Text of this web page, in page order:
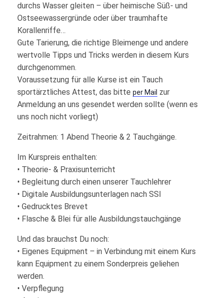
durchs Wasser gleiten – über heimische Süß- und
Ostseewassergründe oder über traumhafte
Korallenriffe…
Gute Tarierung, die richtige Bleimenge und andere
wertvolle Tipps und Tricks werden in diesem Kurs
durchgenommen.
Voraussetzung für alle Kurse ist ein Tauch
sportärztliches Attest, das bitte per Mail zur
Anmeldung an uns gesendet werden sollte (wenn es
uns noch nicht vorliegt)
Zeitrahmen: 1 Abend Theorie & 2 Tauchgänge.
Im Kurspreis enthalten:
• Theorie- & Praxisunterricht
• Begleitung durch einen unserer Tauchlehrer
• Digitale Ausbildungsunterlagen nach SSI
• Gedrucktes Brevet
• Flasche & Blei für alle Ausbildungstauchgänge
Und das brauchst Du noch:
• Eigenes Equipment – in Verbindung mit einem Kurs
kann Equipment zu einem Sonderpreis geliehen
werden.
• Verpflegung